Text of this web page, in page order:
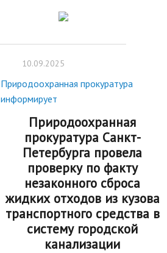
10.09.2025
Природоохранная прокуратура
информирует
Природоохранная
прокуратура Санкт-
Петербурга провела
проверку по факту
незаконного сброса
жидких отходов из кузова
транспортного средства в
систему городской
канализации